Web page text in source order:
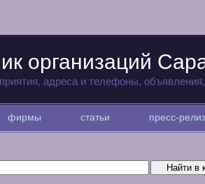
организаций
адреса и телефоны,
фирмы статьи пресс-